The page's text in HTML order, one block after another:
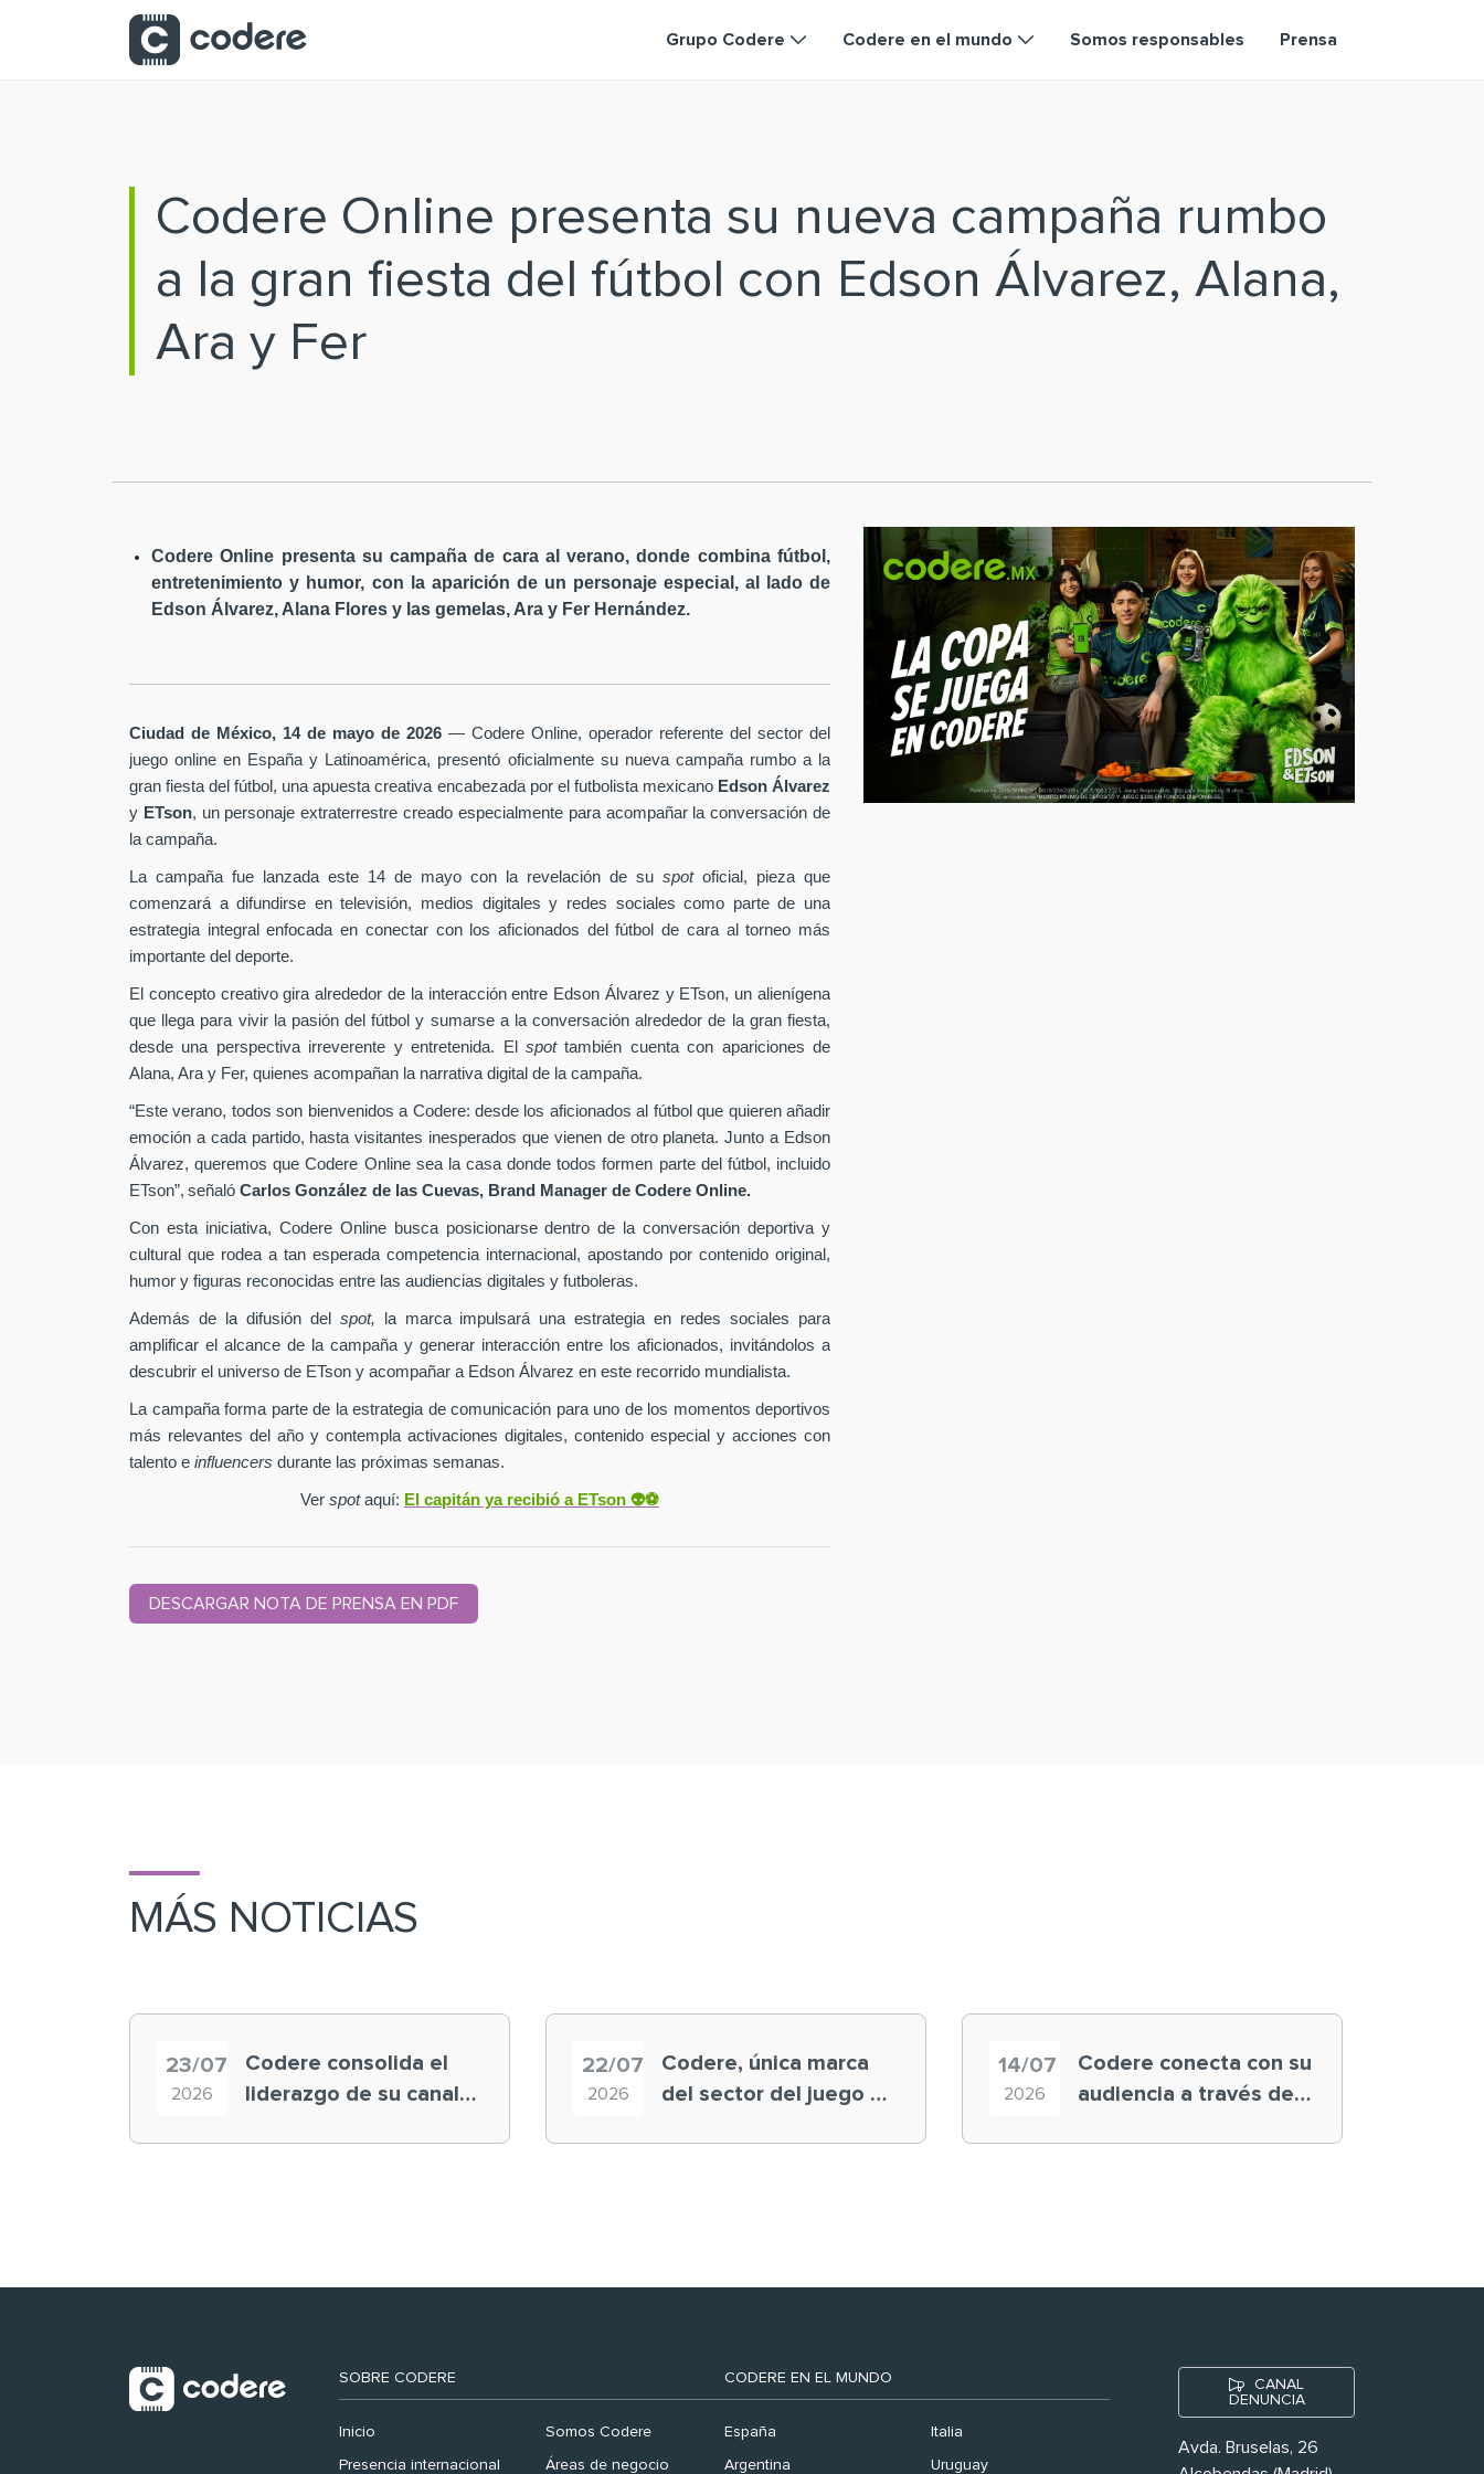
Saltar al contenido principal
Grupo Codere Codere en el mundo Somos responsables Prensa
Codere Online presenta su nueva campaña rumbo
a la gran fiesta del fútbol con Edson Álvarez, Alana,
Ara y Fer
Codere Online presenta su campaña de cara al verano, donde combina fútbol,
entretenimiento y humor, con la aparición de un personaje especial, al lado de
Edson Álvarez, Alana Flores y las gemelas, Ara y Fer Hernández.
Ciudad de México, 14 de mayo de 2026 — Codere Online, operador referente del sector del
juego online en España y Latinoamérica, presentó oficialmente su nueva campaña rumbo a la
gran fiesta del fútbol, una apuesta creativa encabezada por el futbolista mexicano Edson Álvarez
y ETson, un personaje extraterrestre creado especialmente para acompañar la conversación de
la campaña.
La campaña fue lanzada este 14 de mayo con la revelación de su spot oficial, pieza que
comenzará a difundirse en televisión, medios digitales y redes sociales como parte de una
estrategia integral enfocada en conectar con los aficionados del fútbol de cara al torneo más
importante del deporte.
El concepto creativo gira alrededor de la interacción entre Edson Álvarez y ETson, un alienígena
que llega para vivir la pasión del fútbol y sumarse a la conversación alrededor de la gran fiesta,
desde una perspectiva irreverente y entretenida. El spottambién cuenta con apariciones de
Alana, Ara y Fer, quienes acompañan la narrativa digital de la campaña.
“Este verano, todos son bienvenidos a Codere: desde los aficionados al fútbol que quieren añadir
emoción a cada partido, hasta visitantes inesperados que vienen de otro planeta. Junto a Edson
Álvarez, queremos que Codere Online sea la casa donde todos formen parte del fútbol, incluido
ETson”, señaló Carlos González de las Cuevas, Brand Manager de Codere Online.
Con esta iniciativa, Codere Online busca posicionarse dentro de la conversación deportiva y
cultural que rodea a tan esperada competencia internacional, apostando por contenido original,
humor y figuras reconocidas entre las audiencias digitales y futboleras.
Además de la difusión del spot,
la marca impulsará una estrategia en redes sociales para
amplificar el alcance de la campaña y generar interacción entre los aficionados, invitándolos a
descubrir el universo de ETson y acompañar a Edson Álvarez en este recorrido mundialista.
La campaña forma parte de la estrategia de comunicación para uno de los momentos deportivos
más relevantes del año y contempla activaciones digitales, contenido especial y acciones con
talento e influencers durante las próximas semanas.
Ver spotaquí: El capitán ya recibió a ETson 👽⚽️
DESCARGAR NOTA DE PRENSA EN PDF
MÁS NOTICIAS
23/07
2026
Codere consolida el
liderazgo de su canal
22/07
2026
Codere, única marca
del sector del juego en
14/07
2026
Codere conecta con su
audiencia a través de
SOBRE CODERE
Inicio Somos Codere
Presencia internacional Áreas de negocio
CODERE EN EL MUNDO
España Italia
Argentina Uruguay
CANAL
DENUNCIA
Avda. Bruselas, 26